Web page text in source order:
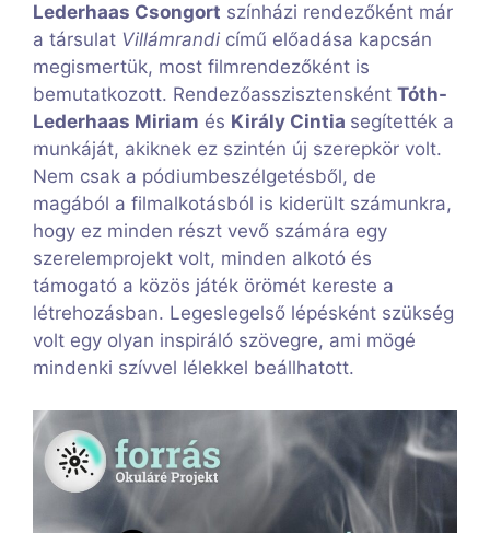
Lederhaas Csongort színházi rendezőként már
a társulat Villámrandi című előadása kapcsán
megismertük, most filmrendezőként is
bemutatkozott. Rendezőasszisztensként Tóth-
Lederhaas Miriam és Király Cintia segítették a
munkáját, akiknek ez szintén új szerepkör volt.
Nem csak a pódiumbeszélgetésből, de
magából a filmalkotásból is kiderült számunkra,
hogy ez minden részt vevő számára egy
szerelemprojekt volt, minden alkotó és
támogató a közös játék örömét kereste a
létrehozásban. Legeslegelső lépésként szükség
volt egy olyan inspiráló szövegre, ami mögé
mindenki szívvel lélekkel beállhatott.